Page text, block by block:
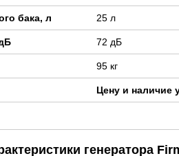
бака, л 25 л
72 дБ
95 кг
Цену и наличие
генератора